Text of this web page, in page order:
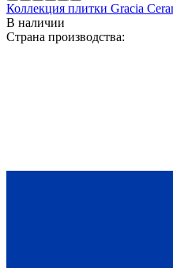
Коллекция плитки Gracia
В наличии
Страна производства: